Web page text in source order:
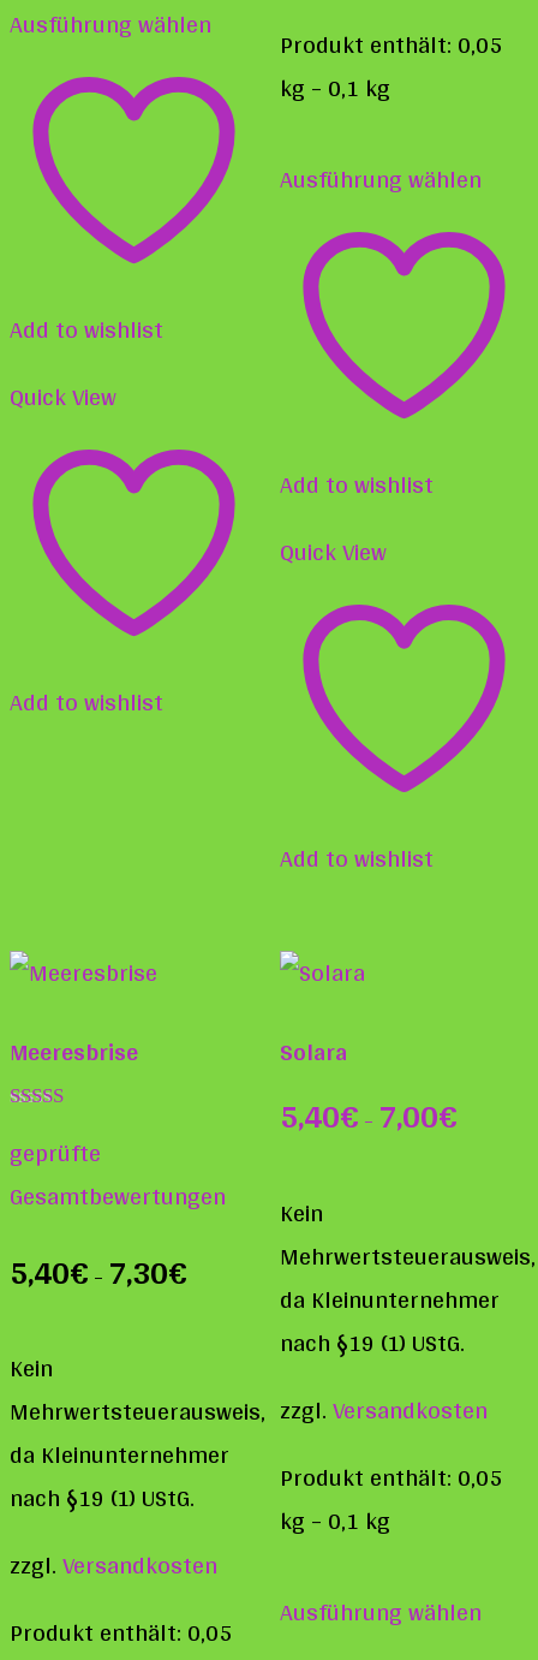
Ausführung wählen Produkt
weist
mehrere
Varianten
Optionen
Produktseite
gewählt
werden
Add to wishlist
Quick View
Add to wishlist
Produkt enthält: 0,05
kg– 0,1 kg
Ausführung wählen
weist
auf.
Add to wishlist
Quick View
Add to wishlist
Meeresbrise
5.00
von 5
geprüfte
Gesamtbewertungen
5,40€– 7,30€
Kein
Mehrwertsteuerausweis,
da Kleinunternehmer
nach §19 (1) UStG.
zzgl.Versandkosten
Produkt enthält: 0,05
Solara
5,40€– 7,00€
Kein
Mehrwertsteuerausweis,
da Kleinunternehmer
nach §19 (1) UStG.
zzgl.Versandkosten
Produkt enthält: 0,05
kg– 0,1 kg
Ausführung wählen